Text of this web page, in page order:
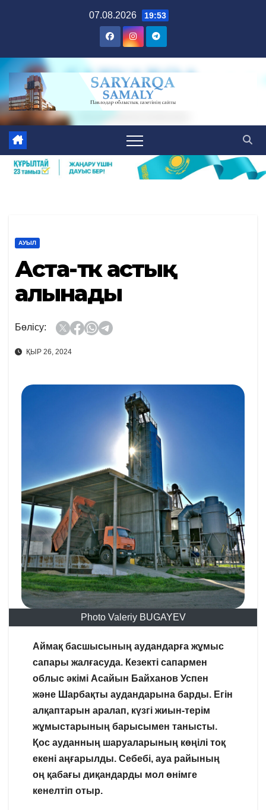
07.08.2026 19:53
АУЫЛ
Аста-төк астық
алынады
Бөлісу:
ҚЫР 26, 2024
Photo Valeriy BUGAYEV
Аймақ басшысының аудандарға жұмыс
сапары жалғасуда. Кезекті сапармен
облыс әкімі Асайын Байханов Успен
және Шарбақты аудандарына барды. Егін
алқаптарын аралап, күзгі жиын-терім
жұмыстарының барысымен танысты.
Қос ауданның шаруаларының көңілі тоқ
екені аңғарылды. Себебі, ауа райының
оң қабағы диқандарды мол өнімге
кенелтіп отыр.